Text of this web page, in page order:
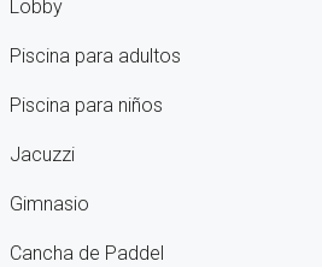
Lobby
Piscina para adultos
Piscina para niños
Jacuzzi
Gimnasio
Cancha de Paddel